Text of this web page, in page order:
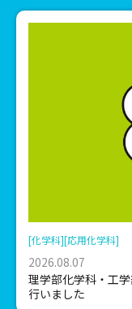
[化学科][応用化学科]
2026.08.07
理学部化学科・工
行いました